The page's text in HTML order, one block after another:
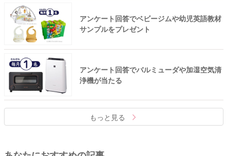
アンケート回答でベビージムや幼児英語教材
サンプルをプレゼント
アンケート回答でバルミューダや加湿空気清
浄機が当たる
もっと見る